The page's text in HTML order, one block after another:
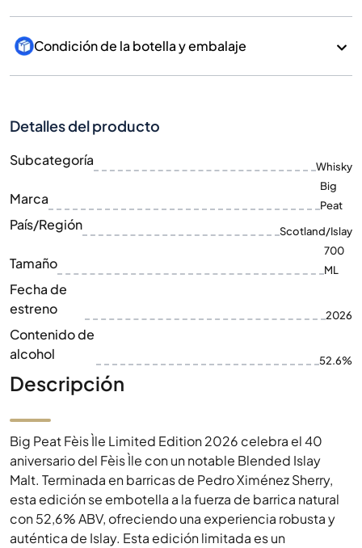
Condición de la botella y embalaje
Detalles del producto
Subcategoría Whisky
Marca
Big
Peat
País/Región Scotland/Islay
Tamaño
700
ML
Fecha de
estreno
2026
Contenido de
alcohol
52.6%
Descripción
Big Peat Fèis Ìle Limited Edition 2026 celebra el 40
aniversario del Fèis Ìle con un notable Blended Islay
Malt. Terminada en barricas de Pedro Ximénez Sherry,
esta edición se embotella a la fuerza de barrica natural
con 52,6% ABV, ofreciendo una experiencia robusta y
auténtica de Islay. Esta edición limitada es un